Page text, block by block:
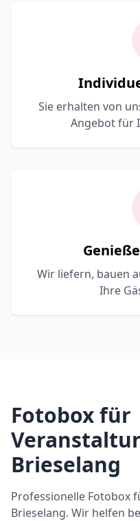
Sie erhalten von
Angebot für
Wir liefern, bauen
Ihre
Fotobox für
Brieselang
Professionelle Fotobox
Brieselang. Wir helfen